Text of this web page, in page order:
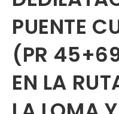
PUENTE
(PR
EN LA